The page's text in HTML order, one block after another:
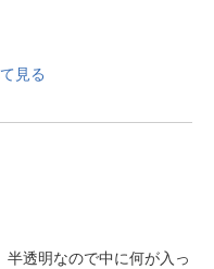
見る
半透明なので中に何が入っ